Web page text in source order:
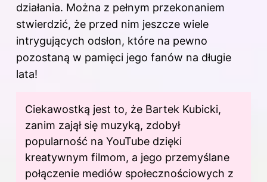
działania. Można z pełnym przekonaniem
stwierdzić, że przed nim jeszcze wiele
intrygujących odsłon, które na pewno
pozostaną w pamięci jego fanów na długie
lata!
Ciekawostką jest to, że Bartek Kubicki,
zanim zajął się muzyką, zdobył
popularność na YouTube dzięki
kreatywnym filmom, a jego przemyślane
połączenie mediów społecznościowych z